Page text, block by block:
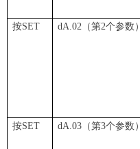
按SET
dA.02（第2个参数）
按SET
dA.03（第3个参数）